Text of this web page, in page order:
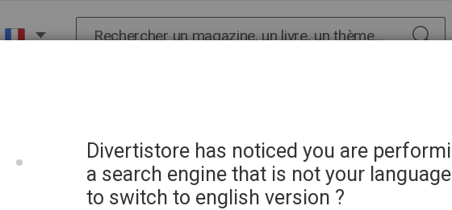
France ! Coloriage anti-stress
Divertistore has noticed you are
a search engine that is not your
to switch to english version ?